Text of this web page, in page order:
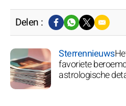
Delen :
Sterrennieuws
favoriete
astrologische